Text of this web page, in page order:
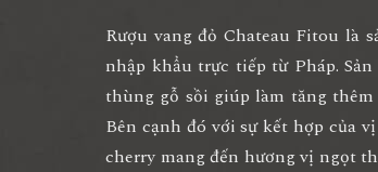
Rượu vang đỏ Chateau Fitou là
nhập khẩu trực tiếp từ Pháp.
thùng gỗ sồi giúp làm tăng
Bên cạnh đó với sự kết hợp của
cherry mang đến hương vị ngọt